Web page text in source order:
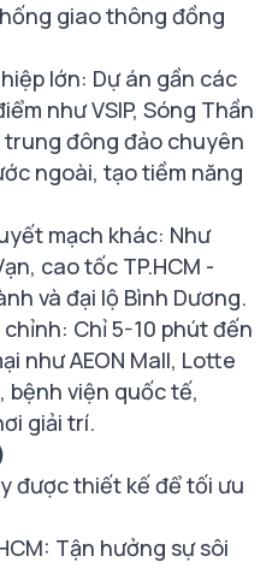
giao thông đồng
lớn: Dự án gần các
như VSIP, Sóng Thần
trung đông đảo chuyên
ngoài, tạo tiềm năng
mạch khác: Như
cao tốc TP.HCM -
và đại lộ Bình Dương.
Chỉ 5-10 phút đến
như AEON Mall, Lotte
bệnh viện quốc tế,
giải trí.
được thiết kế để tối ưu
Tận hưởng sự sôi